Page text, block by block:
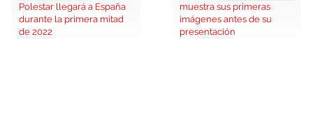
Polestar llegará a España
durante la primera mitad
de 2022
muestra sus primeras
imágenes antes de su
presentación